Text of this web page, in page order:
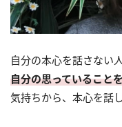
自分の本心を話さない
自分の思っていること
気持ちから、本心を話